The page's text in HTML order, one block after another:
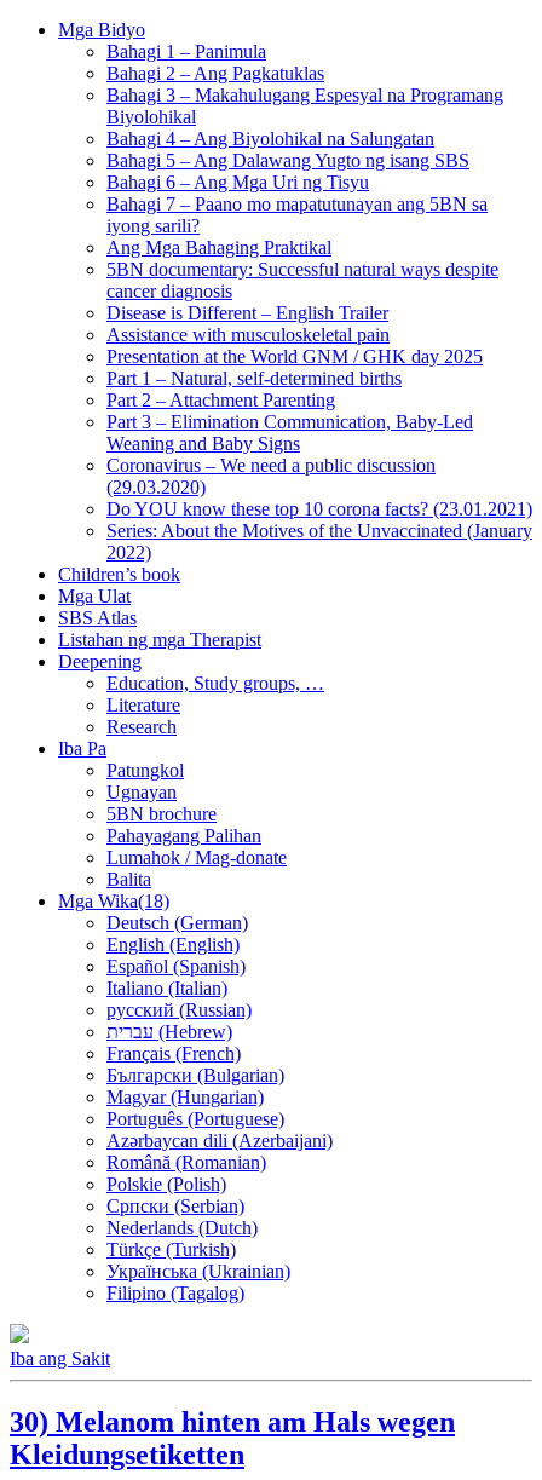
Mga Bidyo
Bahagi 1 – Panimula
Bahagi 2 – Ang Pagkatuklas
Bahagi 3 – Makahulugang Espesyal na Programang
Biyolohikal
Bahagi 4 – Ang Biyolohikal na Salungatan
Bahagi 5 – Ang Dalawang Yugto ng isang SBS
Bahagi 6 – Ang Mga Uri ng Tisyu
Bahagi 7 – Paano mo mapatutunayan ang 5BN sa
iyong sarili?
Ang Mga Bahaging Praktikal
5BN documentary: Successful natural ways despite
cancer diagnosis
Disease is Different – English Trailer
Assistance with musculoskeletal pain
Presentation at the World GNM / GHK day 2025
Part 1 – Natural, self-determined births
Part 2 – Attachment Parenting
Part 3 – Elimination Communication, Baby-Led
Weaning and Baby Signs
Coronavirus – We need a public discussion
(29.03.2020)
Do YOU know these top 10 corona facts? (23.01.2021)
Series: About the Motives of the Unvaccinated (January
2022)
Children’s book
Mga Ulat
SBS Atlas
Listahan ng mga Therapist
Deepening
Education, Study groups, …
Literature
Research
Iba Pa
Patungkol
Ugnayan
5BN brochure
Pahayagang Palihan
Lumahok / Mag-donate
Balita
Mga Wika(18)
Deutsch (German)
English (English)
Español (Spanish)
Italiano (Italian)
русский (Russian)
עברית (Hebrew)
Français (French)
Български (Bulgarian)
Magyar (Hungarian)
Português (Portuguese)
Azərbaycan dili (Azerbaijani)
Română (Romanian)
Polskie (Polish)
Српски (Serbian)
Nederlands (Dutch)
Türkçe (Turkish)
Українська (Ukrainian)
Filipino (Tagalog)
Iba ang Sakit
30) Melanom hinten am Hals wegen
Kleidungsetiketten